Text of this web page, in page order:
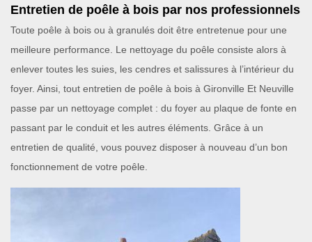
Entretien de poêle à bois par nos professionnels
Toute poêle à bois ou à granulés doit être entretenue pour une
meilleure performance. Le nettoyage du poêle consiste alors à
enlever toutes les suies, les cendres et salissures à l’intérieur du
foyer. Ainsi, tout entretien de poêle à bois à Gironville Et Neuville
passe par un nettoyage complet : du foyer au plaque de fonte en
passant par le conduit et les autres éléments. Grâce à un
entretien de qualité, vous pouvez disposer à nouveau d’un bon
fonctionnement de votre poêle.